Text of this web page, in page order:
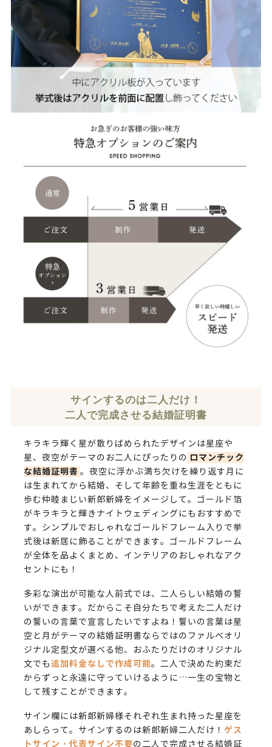
サインするのは二人だけ！
二人で完成させる結婚証明書
キラキラ輝く星が散りばめられたデザインは星座や
星、夜空がテーマのお二人にぴったりの ロマンチック
な結婚証明書 。夜空に浮かぶ満ち欠けを繰り返す月に
は生まれてから結婚、そして年齢を重ね生涯をともに
歩む仲睦まじい新郎新婦をイメージして。ゴールド箔
がキラキラと輝きナイトウェディングにもおすすめで
す。シンプルでおしゃれなゴールドフレーム入りで挙
式後は新居に飾ることができます。ゴールドフレーム
が全体を品よくまとめ、インテリアのおしゃれなアク
セントにも！
多彩な演出が可能な人前式では、二人らしい結婚の誓
いができます。だからこそ自分たちで考えた二人だけ
の誓いの言葉で宣言したいですよね！誓いの言葉は星
空と月がテーマの結婚証明書ならではのファルベオリ
ジナル定型文が選べる他、おふたりだけのオリジナル
文でも追加料金なしで作成可能。二人で決めた約束だ
からずっと永遠に守っていけるように…一生の宝物と
して残すことができます。
サイン欄には新郎新婦様それぞれ生まれ持った星座を
あしらって。サインするのは新郎新婦二人だけ！ ゲス
トサイン・代表サイン不要の二人で完成させる結婚証